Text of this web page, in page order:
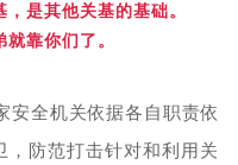
是其他关基的基础。
就靠你们了。
全机关依据各自职责依
，防范打击针对和利用关